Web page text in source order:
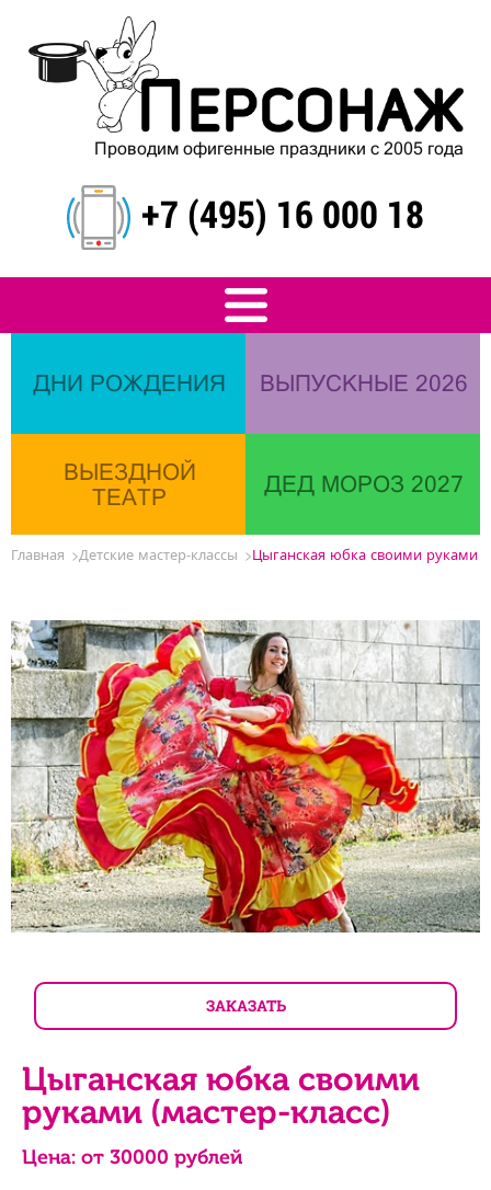
Проводим офигенные праздники с 2005 года
+7 (495) 16 000 18
ДНИ РОЖДЕНИЯ ВЫПУСКНЫЕ 2026
ВЫЕЗДНОЙ
ТЕАТР
ДЕД МОРОЗ 2027
Главная Детские мастер-классы Цыганская юбка своими руками
ЗАКАЗАТЬ
Цыганская юбка своими
руками (мастер-класс)
Цена: от 30000 рублей